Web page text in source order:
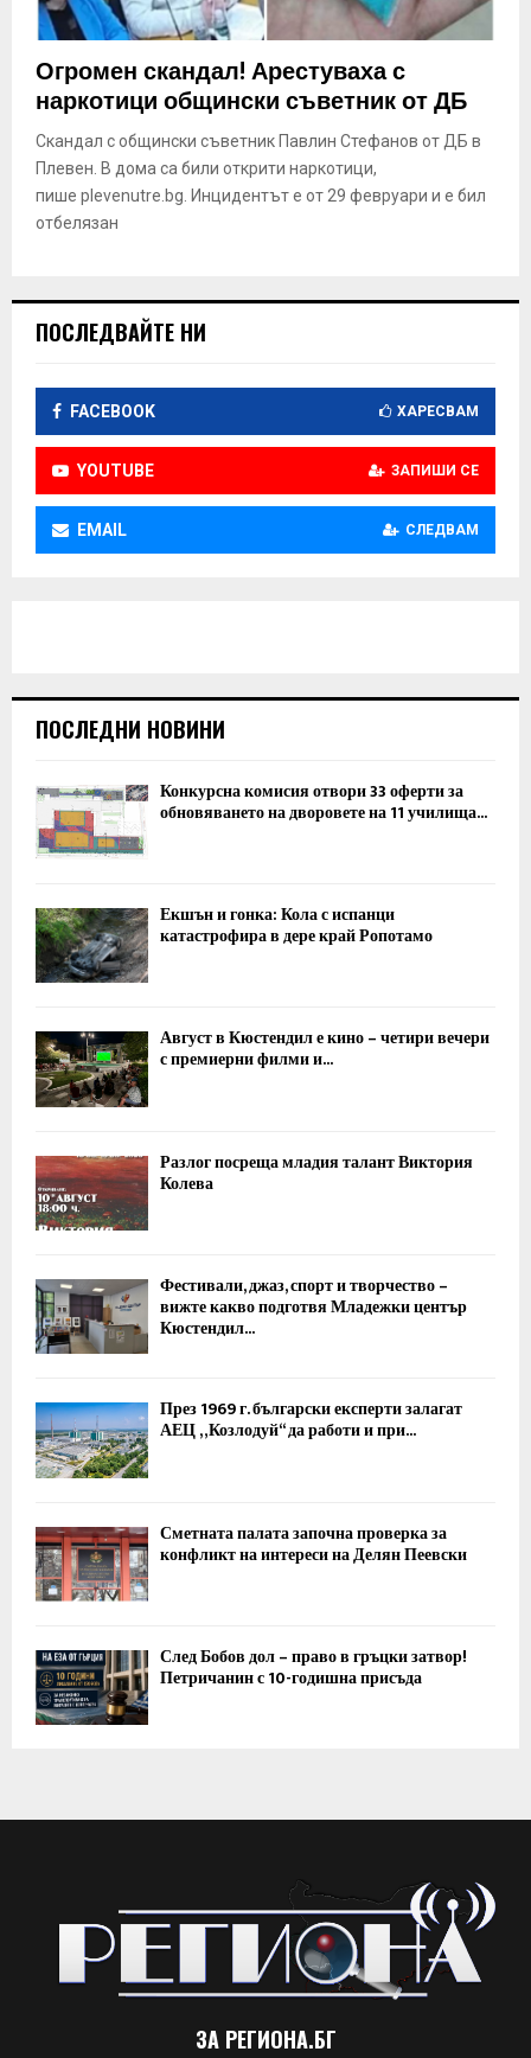
Огромен скандал! Арестуваха с
наркотици общински съветник от ДБ
Скандал с общински съветник Павлин Стефанов от ДБ в
Плевен. В дома са били открити наркотици,
пише plevenutre.bg. Инцидентът е от 29 февруари и е бил
отбелязан
ПОСЛЕДВАЙТЕ НИ
FACEBOOK ХАРЕСВАМ
YOUTUBE ЗАПИШИ СЕ
EMAIL СЛЕДВАМ
ПОСЛЕДНИ НОВИНИ
Конкурсна комисия отвори 33 оферти за
обновяването на дворовете на 11 училища...
Екшън и гонка: Кола с испанци
катастрофира в дере край Ропотамо
Август в Кюстендил е кино – четири вечери
с премиерни филми и...
Разлог посреща младия талант Виктория
Колева
Фестивали, джаз, спорт и творчество –
вижте какво подготвя Младежки център
Кюстендил...
През 1969 г. български експерти залагат
АЕЦ „Козлодуй“ да работи и при...
Сметната палата започна проверка за
конфликт на интереси на Делян Пеевски
След Бобов дол – право в гръцки затвор!
Петричанин с 10-годишна присъда
ЗА РЕГИОНА.БГ